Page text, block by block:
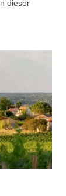
dieser